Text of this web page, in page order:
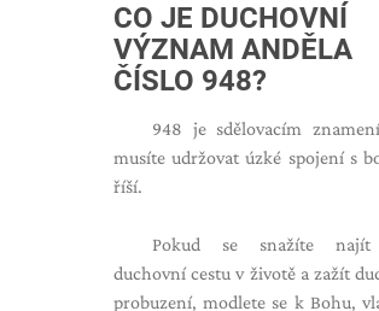
CO JE DUCHOVNÍ
VÝZNAM ANDĚLA
ČÍSLO 948?
948 je sdělovacím
musíte udržovat úzké spojení s
říší.
Pokud se snažíte najít
duchovní cestu v životě a zažít
probuzení, modlete se k Bohu,